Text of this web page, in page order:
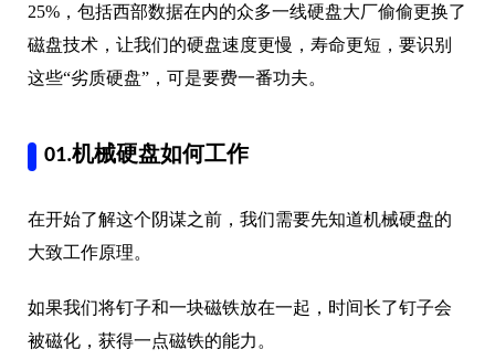
25%，包括西部数据在内的众多一线硬盘大厂偷偷更换了
磁盘技术，让我们的硬盘速度更慢，寿命更短，要识别
这些“劣质硬盘”，可是要费一番功夫。
01.机械硬盘如何工作
在开始了解这个阴谋之前，我们需要先知道机械硬盘的
大致工作原理。
如果我们将钉子和一块磁铁放在一起，时间长了钉子会
被磁化，获得一点磁铁的能力。